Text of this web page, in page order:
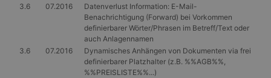
3.6
07.2016
Datenverlust Information: E-Mail-
Benachrichtigung (Forward) bei Vorkommen
definierbarer Wörter/Phrasen im Betreff/Text oder
auch Anlagennamen
3.6
07.2016
Dynamisches Anhängen von Dokumenten via frei
definierbarer Platzhalter (z.B. %%AGB%%,
%%PREISLISTE%%...)